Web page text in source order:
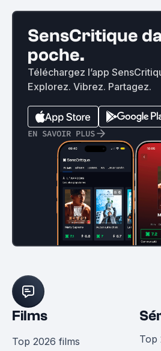
SensCritique
poche.
Téléchargez l’app
Explorez. Vibrez. Partagez.
EN SAVOIR PLUS
Films
Top 2026 films
Top